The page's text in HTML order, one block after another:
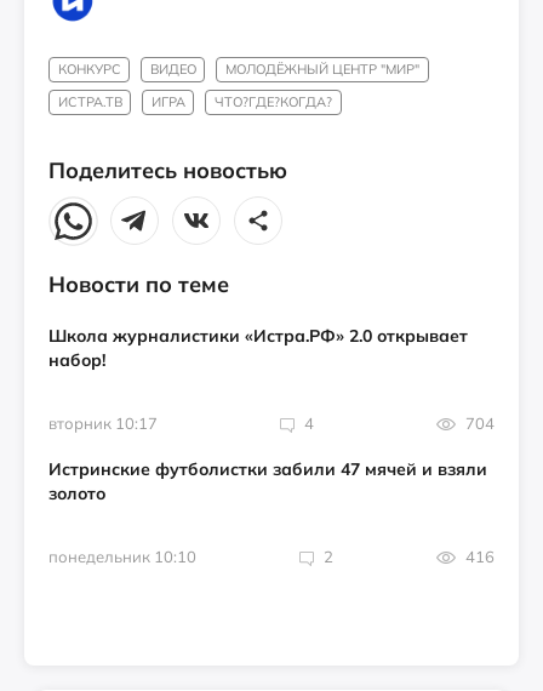
КОНКУРС ВИДЕО
МОЛОДЁЖНЫЙ ЦЕНТР "МИР"
ИСТРА.ТВ
ИГРА ЧТО?ГДЕ?КОГДА?
Поделитесь новостью
Новости по теме
Школа журналистики «Истра.РФ» 2.0 открывает
набор!
вторник 10:17 4 704
Истринские футболистки забили 47 мячей и взяли
золото
понедельник 10:10 2 416